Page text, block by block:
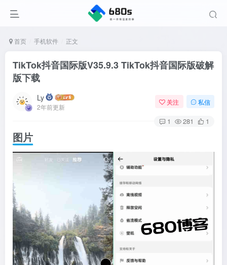
首页 手机软件 正文
TikTok抖音国际版V35.9.3 TikTok抖音国际版破解
版下载
Ly
2年前更新
关注 私信
1 281 1
图片